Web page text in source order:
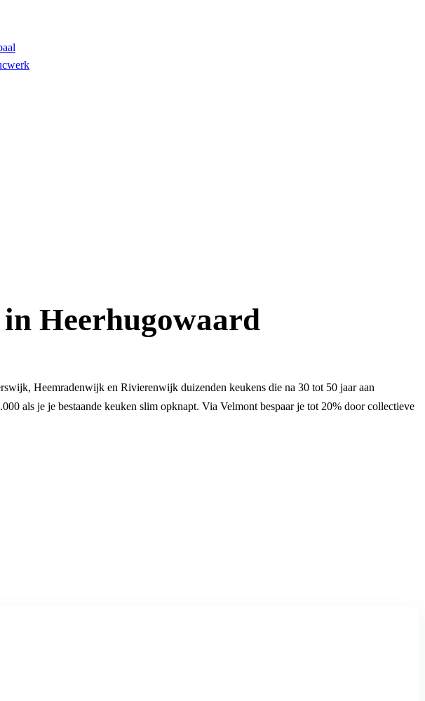
Heerhugowaard
Heemradenwijk en Rivierenwijk duizenden keukens die na 30 tot 50 jaar aan
als je je bestaande keuken slim opknapt. Via Velmont bespaar je tot 20% door collectieve